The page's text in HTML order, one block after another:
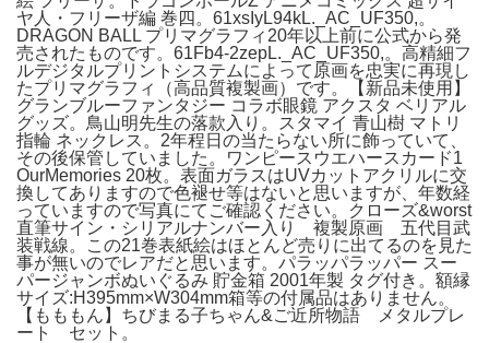
ヤ人・フリーザ編 巻四。61xsIyL94kL._AC_UF350,。
DRAGON BALL プリマグラフィ20年以上前に公式から発
売されたものです。61Fb4-2zepL._AC_UF350,。高精細フ
ルデジタルプリントシステムによって原画を忠実に再現し
たプリマグラフィ（高品質複製画）です。【新品未使用】
グランブルーファンタジー コラボ眼鏡 アクスタ ベリアル
グッズ。鳥山明先生の落款入り。スタマイ 青山樹 マトリ
指輪 ネックレス。2年程日の当たらない所に飾っていて、
その後保管していました。ワンピースウエハースカード1
OurMemories 20枚。表面ガラスはUVカットアクリルに交
換してありますので色褪せ等はないと思いますが、年数経
っていますので写真にてご確認ください。クローズ&worst
直筆サイン・シリアルナンバー入り 複製原画 五代目武
装戦線。この21巻表紙絵はほとんど売りに出てるのを見た
事が無いのでレアだと思います。パラッパラッパー スー
パージャンボぬいぐるみ 貯金箱 2001年製 タグ付き。額縁
サイズ:H395mm×W304mm箱等の付属品はありません。
【もももん】ちびまる子ちゃん&ご近所物語 メタルプレ
ート セット。